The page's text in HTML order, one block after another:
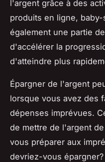
l'argent grâce à des
produits en ligne,
également une partie
d'accélérer la
d'atteindre plus
Épargner de l'argent
lorsque vous avez des
dépenses imprévues.
de mettre de l'argent
vous préparer aux
devriez-vous